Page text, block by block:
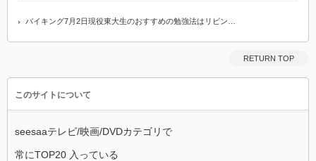
バイキング7月2日現役東大生のおすすめの勉強法はリビン…
RETURN TOP
このサイトについて
seesaaテレビ/映画/DVDカテゴリで
常にTOP20 入っている